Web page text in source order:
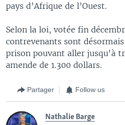
pays d’Afrique de l’Ouest.
Selon la loi, votée fin
contrevenants sont
prison pouvant aller jusqu'à
amende de 1.300 dollars.
Partager Follow us
Nathalie Barge